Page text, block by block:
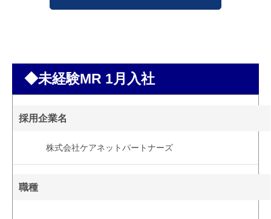
◆未経験MR 1月入社
採用企業名
株式会社ケアネットパートナーズ
職種